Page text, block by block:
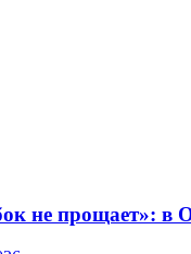
не прощает»: в